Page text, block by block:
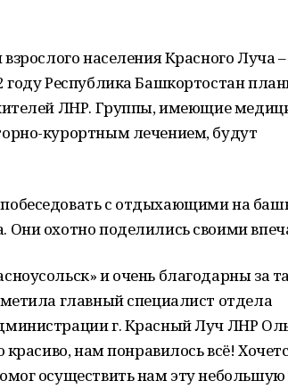
населения Красного Луча
году Республика Башкортостан
ЛНР. Группы, имеющие
курортным лечением, будут
с отдыхающими на
Они охотно поделились своими
и очень благодарны за
главный специалист отдела
г. Красный Луч ЛНР
нам понравилось всё!
осуществить нам эту